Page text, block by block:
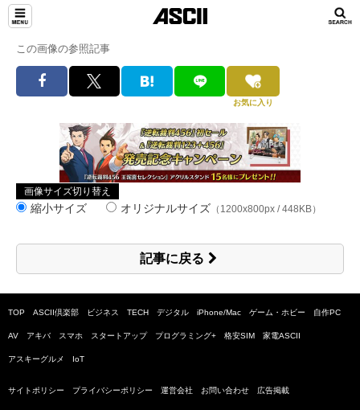
この画像の参照記事
お気に入り
画像サイズ切り替え
縮小サイズ オリジナルサイズ （1200x800px / 448KB）
記事に戻る
TOP ASCII倶楽部 ビジネス TECH デジタル iPhone/Mac ゲーム・ホビー 自作PC
AV アキバ スマホ スタートアップ プログラミング+ 格安SIM 家電ASCII
アスキーグルメ IoT
サイトポリシー プライバシーポリシー 運営会社 お問い合わせ 広告掲載